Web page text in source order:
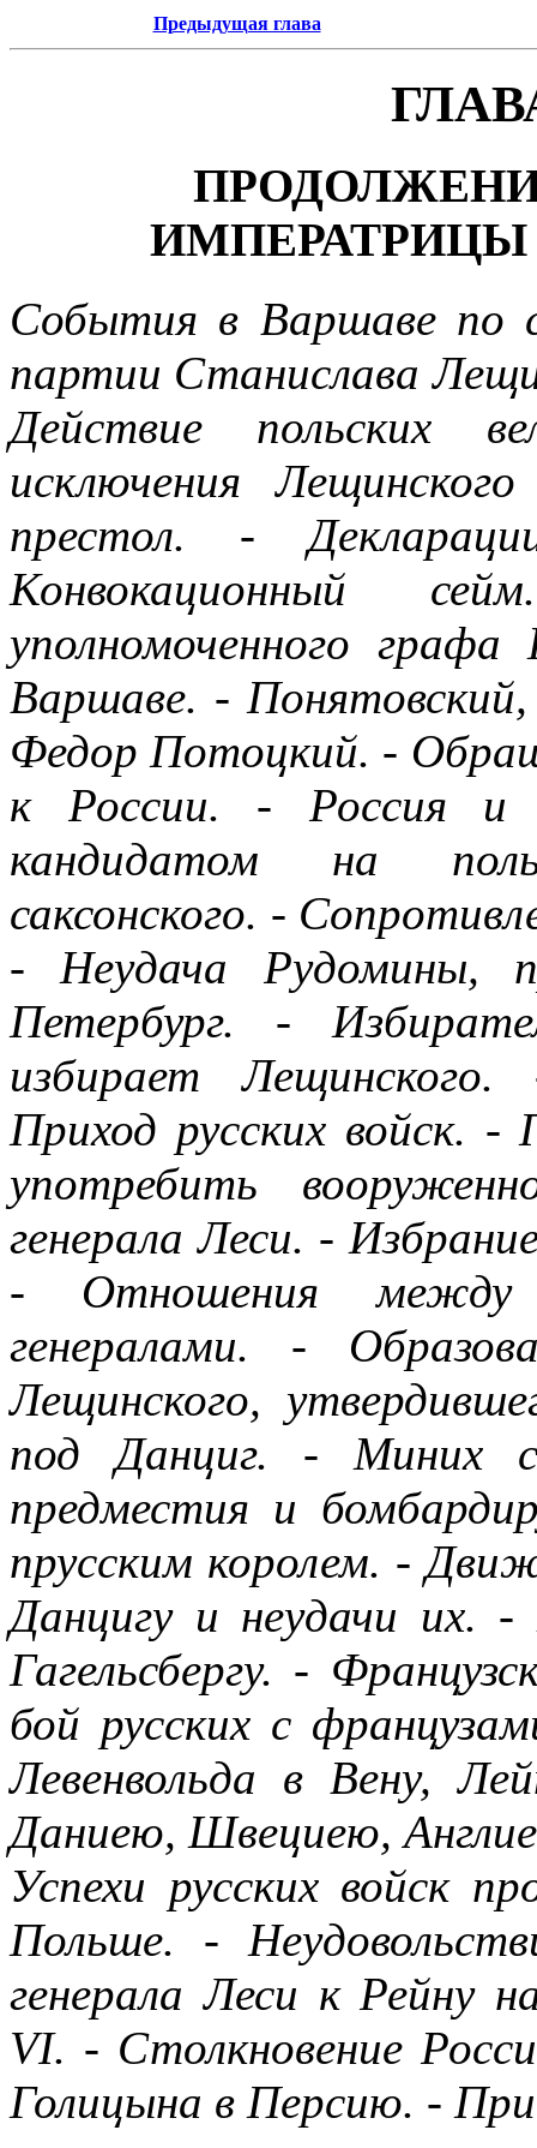
Предыдущая глава
События в Варшаве по
партии Станислава
Действие польских
исключения
престол. -
Конвокационный
уполномоченного
Варшаве. -
Федор Потоцкий. -
к России. - Россия и
кандидатом на
саксонского. -
- Неудача Рудомины,
Петербург. -
избирает
Приход русских войск.
употребить
генерала Леси. -
- Отношения между
генералами. -
Лещинского,
под Данциг. - Миних
предместия и
прусским королем. -
Данцигу и неудачи их. -
Гагельсбергу. -
бой русских с
Левенвольда в Вену,
Даниею, Швециею,
Успехи русских войск
Польше. -
генерала Леси к Рейну
VI. - Столкновение
Голицына в Персию. -